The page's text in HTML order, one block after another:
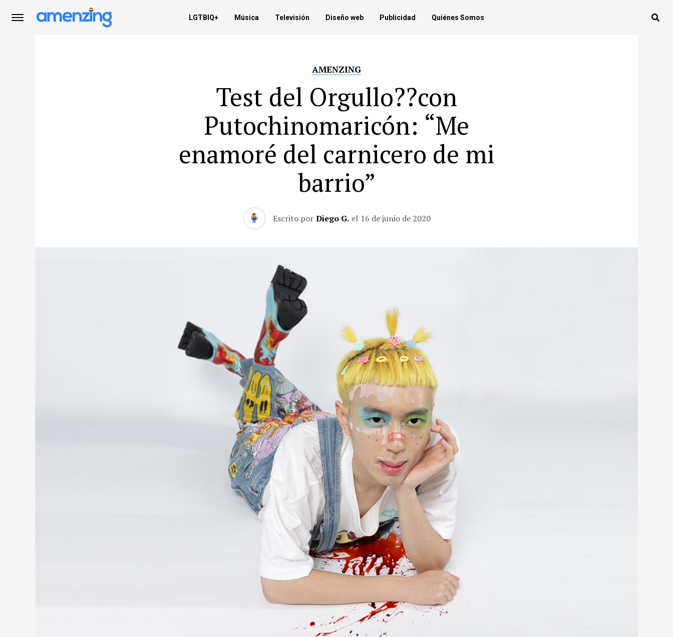
LGTBIQ+ Música Televisión Diseño web Publicidad Quiénes Somos
AMENZING
Test del Orgullo?️‍?con
Putochinomaricón: “Me
enamoré del carnicero de mi
barrio”
Escrito por Diego G. el 16 de junio de 2020